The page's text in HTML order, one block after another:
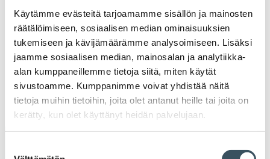
Käytämme evästeitä tarjoamamme sisällön ja mainosten
räätälöimiseen, sosiaalisen median ominaisuuksien
tukemiseen ja kävijämäärämme analysoimiseen. Lisäksi
jaamme sosiaalisen median, mainosalan ja analytiikka-
alan kumppaneillemme tietoja siitä, miten käytät
sivustoamme. Kumppanimme voivat yhdistää näitä
tietoja muihin tietoihin, joita olet antanut heille tai joita on
kerätty, kun olet käyttänyt heidän palvelujaan.
2019
2018
2017